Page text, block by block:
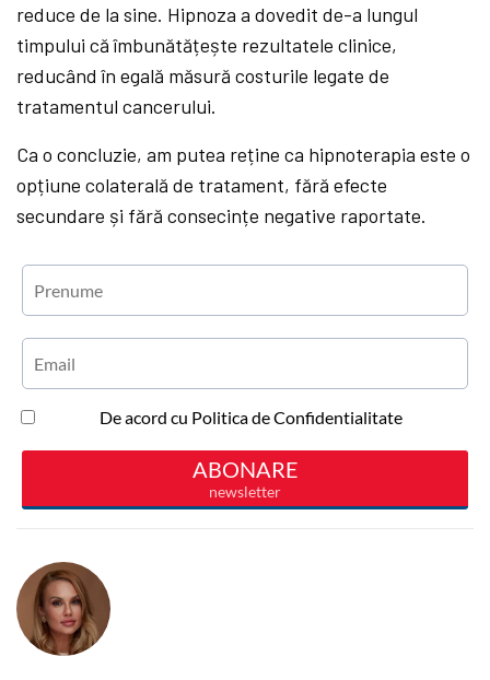
reduce de la sine. Hipnoza a dovedit de-a lungul
timpului că îmbunătățește rezultatele clinice,
reducând în egală măsură costurile legate de
tratamentul cancerului.
Ca o concluzie, am putea reține ca hipnoterapia este o
opțiune colaterală de tratament, fără efecte
secundare și fără consecințe negative raportate.